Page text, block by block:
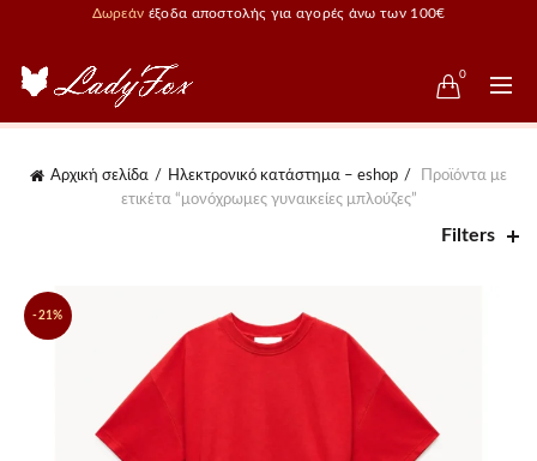
Δωρεάν έξοδα αποστολής για αγορές άνω των 100€
0
Αρχική σελίδα Ηλεκτρονικό κατάστημα – eshop
Προϊόντα με
ετικέτα “μονόχρωμες γυναικείες μπλούζες”
Filters
-21%